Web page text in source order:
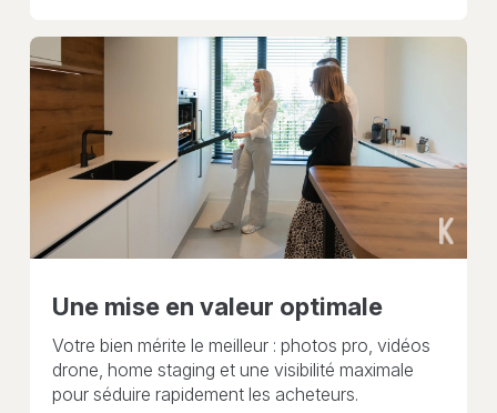
Une mise en valeur optimale
Votre bien mérite le meilleur : photos pro, vidéos
drone, home staging et une visibilité maximale
pour séduire rapidement les acheteurs.